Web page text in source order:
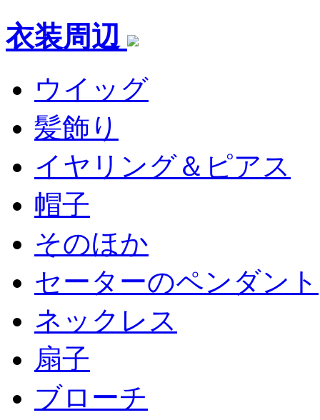
衣装周辺
ウイッグ
髪飾り
イヤリング＆ピアス
帽子
そのほか
セーターのペンダント
ネックレス
扇子
ブローチ